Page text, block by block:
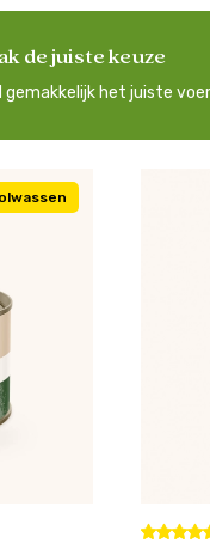
de juiste keuze
gemakkelijk het juiste